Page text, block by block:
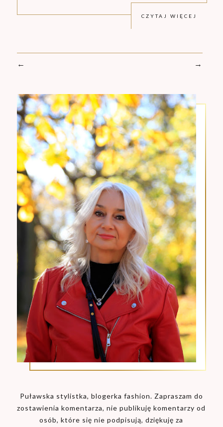
CZYTAJ WIĘCEJ
← →
Puławska stylistka, blogerka fashion. Zapraszam do
zostawienia komentarza, nie publikuję komentarzy od
osób, które się nie podpisują, dziękuję za